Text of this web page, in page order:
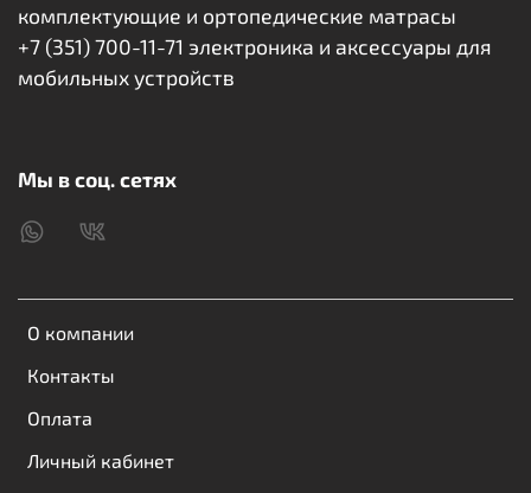
Технические характеристики:
Материал: TPE;
Поддержка синхронизации;
Длина кабеля: 3 м;
О компании
Контакты
Оплата
Личный кабинет
комплектующие и ортопедические матрасы
+7 (351) 700-11-71 электроника и аксессуары для
мобильных устройств
Мы в соц. сетях